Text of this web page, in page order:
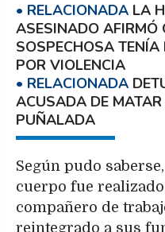
LA
ASESINADO AFIRMÓ
SOSPECHOSA
POR VIOLENCIA
ACUSADA DE
PUÑALADA
Según pudo
cuerpo fue
compañero de
reintegrado a sus